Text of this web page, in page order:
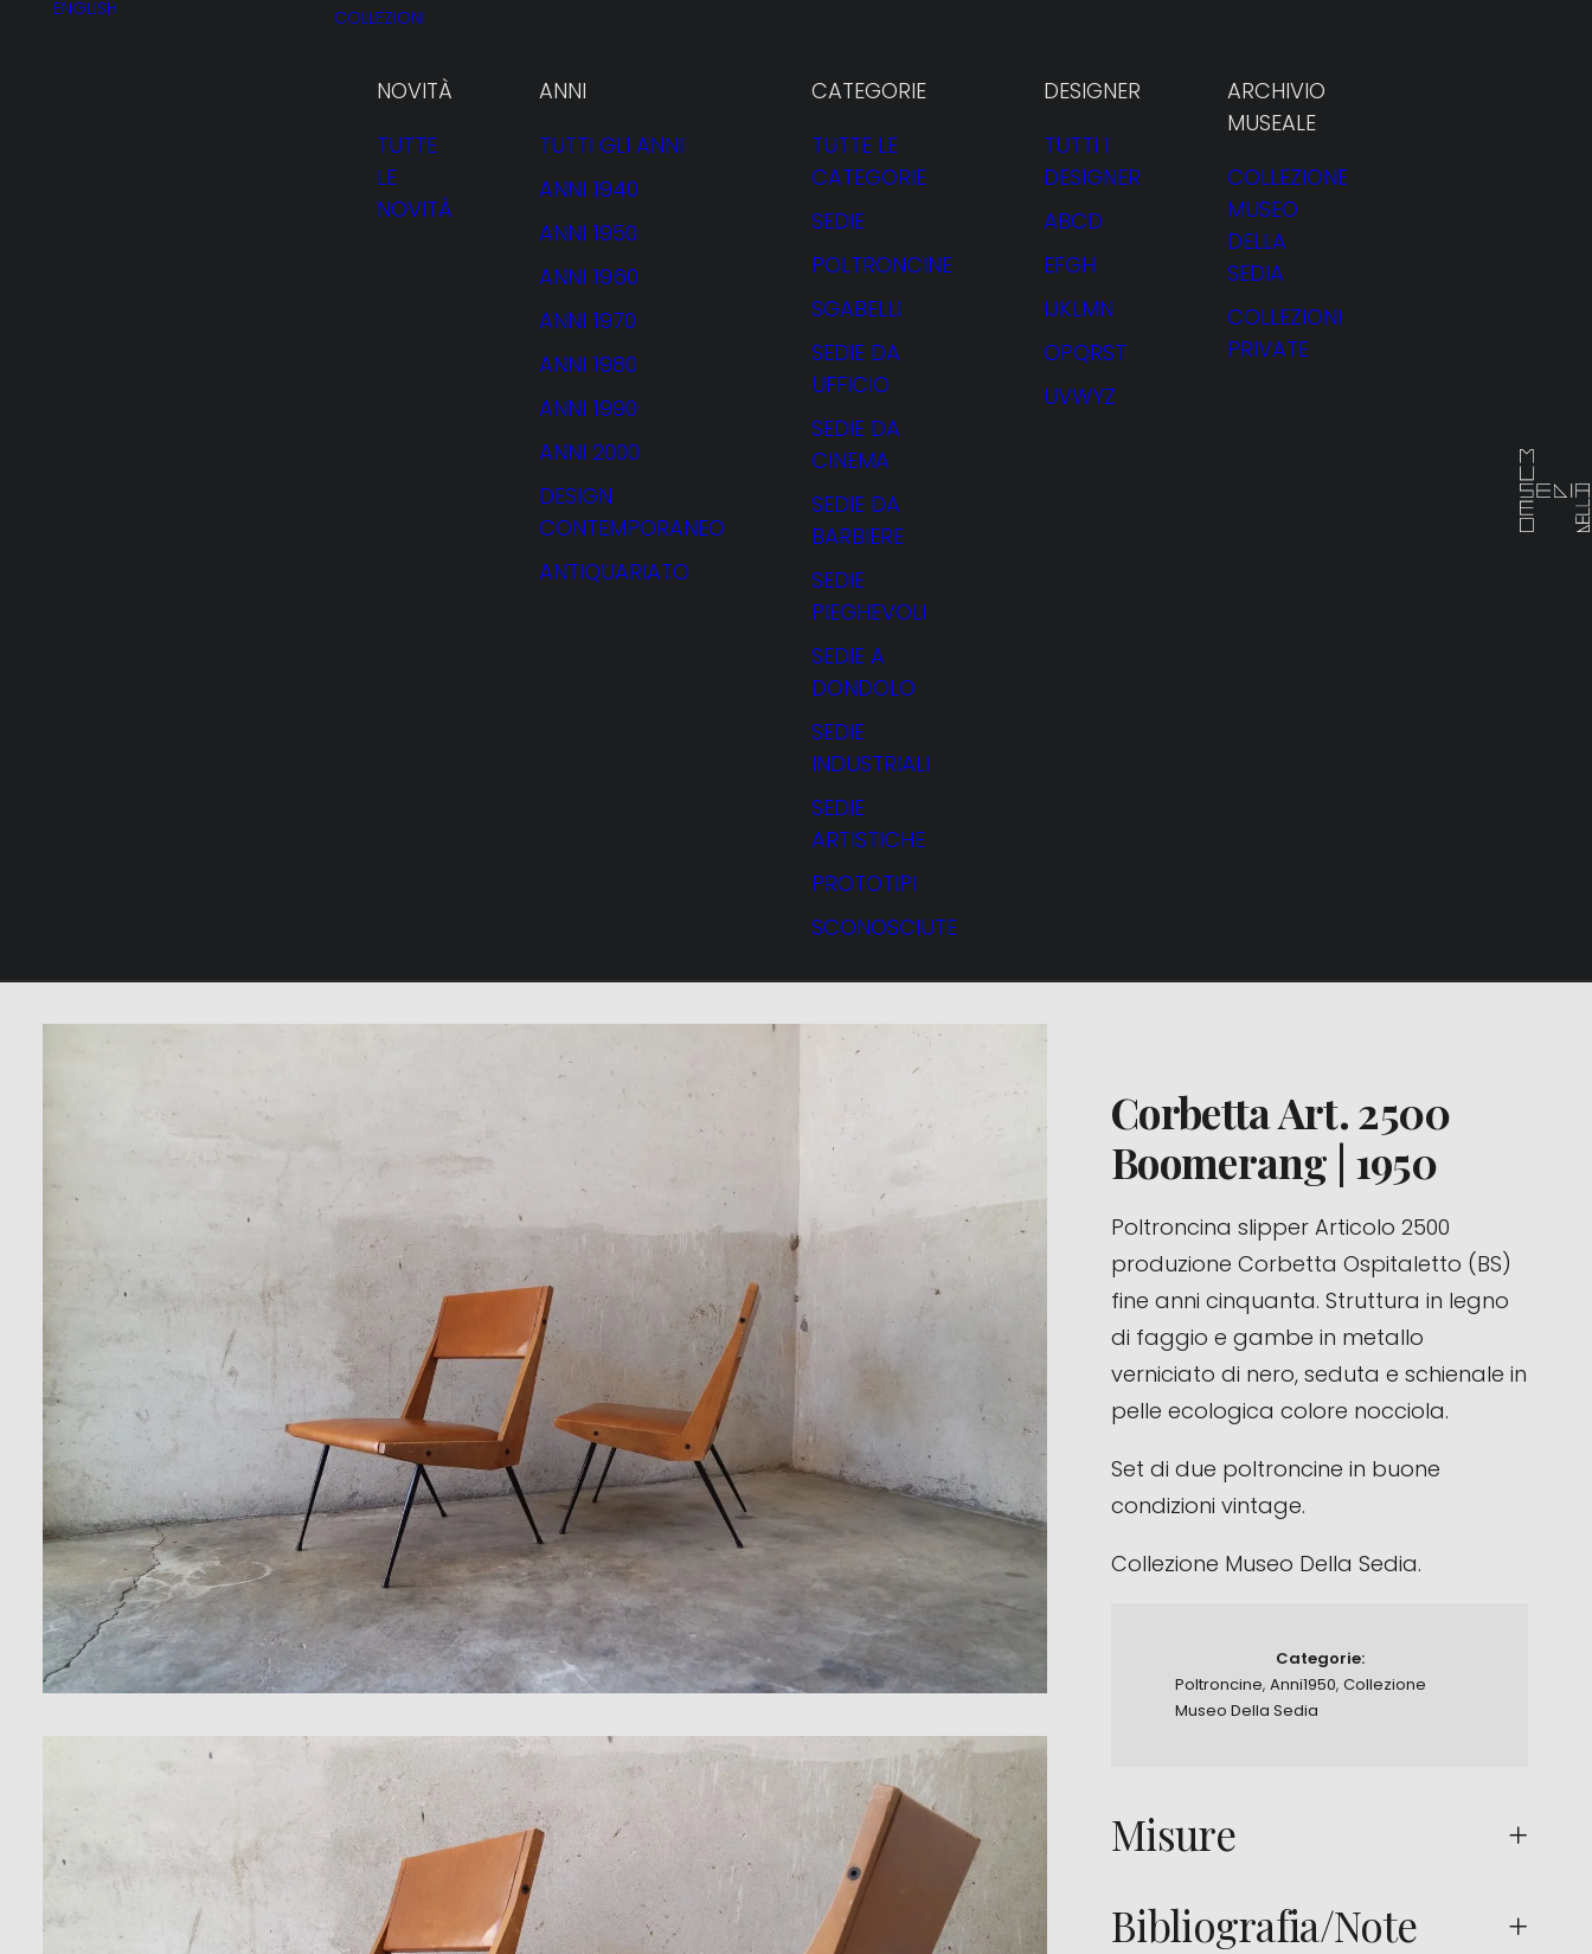
ENGLISH COLLEZIONI
NOVITÀ
TUTTE
LE
NOVITÀ
ANNI
TUTTI GLI ANNI
ANNI 1940
ANNI 1950
ANNI 1960
ANNI 1970
ANNI 1980
ANNI 1990
ANNI 2000
DESIGN
CONTEMPORANEO
ANTIQUARIATO
CATEGORIE
TUTTE LE
CATEGORIE
SEDIE
POLTRONCINE
SGABELLI
SEDIE DA
UFFICIO
SEDIE DA
CINEMA
SEDIE DA
BARBIERE
SEDIE
PIEGHEVOLI
SEDIE A
DONDOLO
SEDIE
INDUSTRIALI
SEDIE
ARTISTICHE
PROTOTIPI
SCONOSCIUTE
DESIGNER
TUTTI I
DESIGNER
ABCD
EFGH
IJKLMN
OPQRST
UVWYZ
ARCHIVIO
MUSEALE
COLLEZIONE
MUSEO
DELLA
SEDIA
COLLEZIONI
PRIVATE
Corbetta Art. 2500
Boomerang | 1950
Poltroncina slipper Articolo 2500
produzione Corbetta Ospitaletto (BS)
fine anni cinquanta. Struttura in legno
di faggio e gambe in metallo
verniciato di nero, seduta e schienale in
pelle ecologica colore nocciola.
Set di due poltroncine in buone
condizioni vintage.
Collezione Museo Della Sedia.
Categorie:
Poltroncine, Anni1950, Collezione
Museo Della Sedia
Misure
Bibliografia/Note